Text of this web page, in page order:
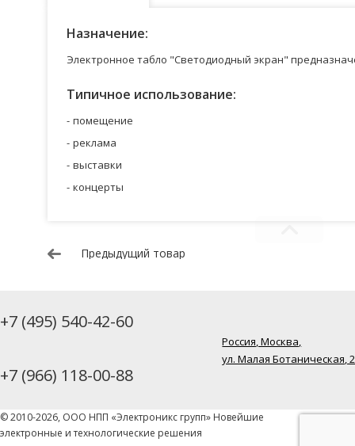
Назначение:
Электронное табло "Светодиодный экран"
Типичное использование:
помещение
реклама
выставки
концерты
Предыдущий товар
+7 (495) 540-42-60
+7 (966) 118-00-88
Россия, Москва,
ул. Малая Ботаническая,
© 2010-2026, ООО НПП «Электроникс групп» Новейшие
электронные и технологические решения